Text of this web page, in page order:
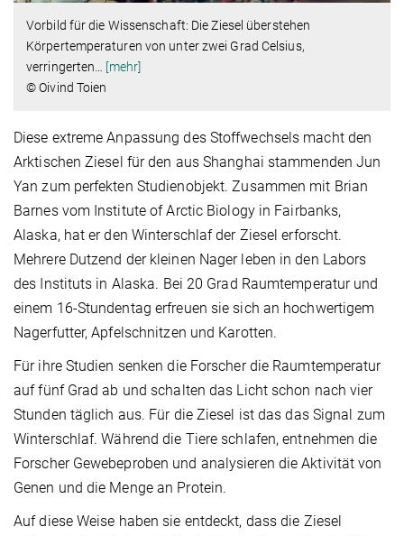
Vorbild für die Wissenschaft: Die Ziesel überstehen
Körpertemperaturen von unter zwei Grad Celsius,
verringerten
[mehr]
© Oivind Toien
Diese extreme Anpassung des Stoffwechsels macht den
Arktischen Ziesel für den aus Shanghai stammenden Jun
Yan zum perfekten Studienobjekt. Zusammen mit Brian
Barnes vom Institute of Arctic Biology in Fairbanks,
Alaska, hat er den Winterschlaf der Ziesel erforscht.
Mehrere Dutzend der kleinen Nager leben in den Labors
des Instituts in Alaska. Bei 20 Grad Raumtemperatur und
einem 16-Stundentag erfreuen sie sich an hochwertigem
Nagerfutter, Apfelschnitzen und Karotten.
Für ihre Studien senken die Forscher die Raumtemperatur
auf fünf Grad ab und schalten das Licht schon nach vier
Stunden täglich aus. Für die Ziesel ist das das Signal zum
Winterschlaf. Während die Tiere schlafen, entnehmen die
Forscher Gewebeproben und analysieren die Aktivität von
Genen und die Menge an Protein.
Auf diese Weise haben sie entdeckt, dass die Ziesel